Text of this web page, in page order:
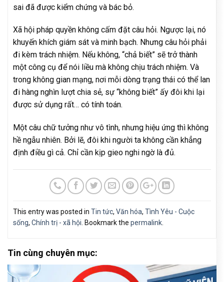
sai đã được kiểm chứng và bác bỏ.
Xã hội pháp quyền không cấm đặt câu hỏi. Ngược lại, nó
khuyến khích giám sát và minh bạch. Nhưng câu hỏi phải
đi kèm trách nhiệm. Nếu không, “chả biết” sẽ trở thành
một công cụ để nói liều mà không chịu trách nhiệm. Và
trong không gian mạng, nơi mỗi dòng trạng thái có thể lan
đi hàng nghìn lượt chia sẻ, sự “không biết” ấy đôi khi lại
được sử dụng rất… có tính toán.
Một câu chữ tưởng như vô tình, nhưng hiệu ứng thì không
hề ngẫu nhiên. Bởi lẽ, đôi khi người ta không cần khẳng
định điều gì cả. Chỉ cần kịp gieo nghi ngờ là đủ.
This entry was posted in Tin tức, Văn hóa, Tình Yêu - Cuộc
sống, Chính trị - xã hội . Bookmark the permalink
Tin cùng chuyên mục: